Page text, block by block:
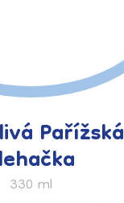
Pařížská
330 ml